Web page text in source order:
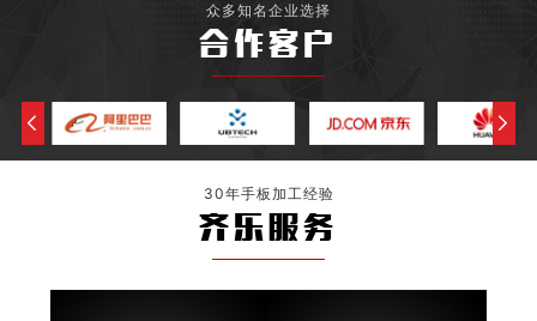
众多知名企业选择
合作客户
30年手板加工经验
齐乐服务